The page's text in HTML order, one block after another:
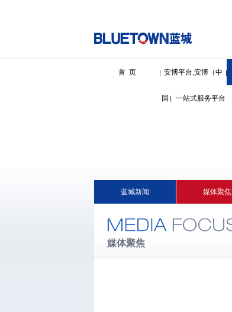
首 页 安博平台,安博（中
国）一站式服务平台
蓝城新闻 媒体聚焦
媒体聚焦